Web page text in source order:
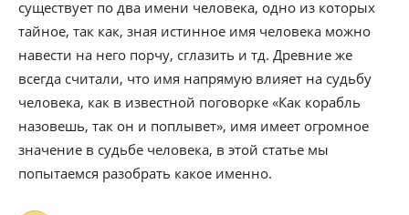
существует по два имени человека, одно из которых
тайное, так как, зная истинное имя человека можно
навести на него порчу, сглазить и тд. Древние же
всегда считали, что имя напрямую влияет на судьбу
человека, как в известной поговорке «Как корабль
назовешь, так он и поплывет», имя имеет огромное
значение в судьбе человека, в этой статье мы
попытаемся разобрать какое именно.